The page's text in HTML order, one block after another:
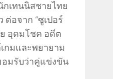
กเทนนิสชายไทย
ต่อจาก “ซูเปอร์
อุดมโชค อดีต
กมและพยายาม
อมรับว่าคู่แข่งขัน